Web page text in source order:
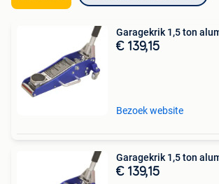
Garagekrik 1,5 ton
€ 139,15
Bezoek website
Garagekrik 1,5 ton
€ 139,15